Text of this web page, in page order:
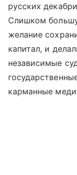
русских
Слишком
желание
капитал, и
независимые
карманные